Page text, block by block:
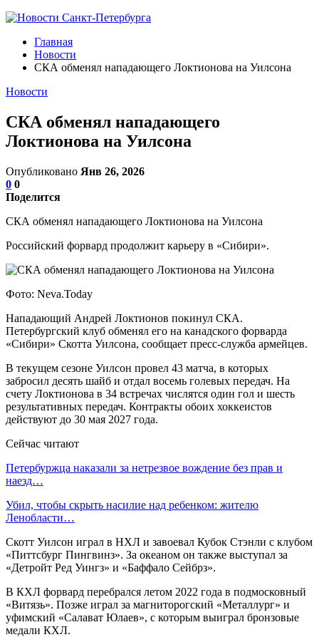
Главная
Новости
СКА обменял нападающего Локтионова на Уилсона
Новости
СКА обменял нападающего
Локтионова на Уилсона
Опубликовано Янв 26, 2026
0 0
Поделится
СКА обменял нападающего Локтионова на Уилсона
Российский форвард продолжит карьеру в «Сибири».
Фото: Neva.Today
Нападающий Андрей Локтионов покинул СКА.
Петербургский клуб обменял его на канадского форварда
«Сибири» Скотта Уилсона, сообщает пресс-служба армейцев.
В текущем сезоне Уилсон провел 43 матча, в которых
забросил десять шайб и отдал восемь голевых передач. На
счету Локтионова в 34 встречах числятся один гол и шесть
результативных передач. Контракты обоих хоккеистов
действуют до 30 мая 2027 года.
Сейчас читают
Петербуржца наказали за нетрезвое вождение без прав и
наезд…
Убил, чтобы скрыть насилие над ребенком: жителю
Ленобласти…
Скотт Уилсон играл в НХЛ и завоевал Кубок Стэнли с клубом
«Питтсбург Пингвинз». За океаном он также выступал за
«Детройт Ред Уингз» и «Баффало Сейбрз».
В КХЛ форвард перебрался летом 2022 года в подмосковный
«Витязь». Позже играл за магниторогский «Металлург» и
уфимский «Салават Юлаев», с которым выиграл бронзовые
медали КХЛ.